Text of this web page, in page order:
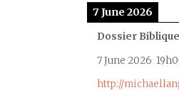
7 June 2026
Dossier Biblique
7 June 2026
http://